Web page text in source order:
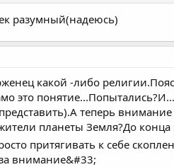
разумный(надеюсь)
какой -либо
это
представить).А теперь
планеты Земля?До
притягивать к себе
внимание&#33;